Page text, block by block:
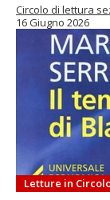
Circolo di lettura
16 Giugno 2026
Letture in